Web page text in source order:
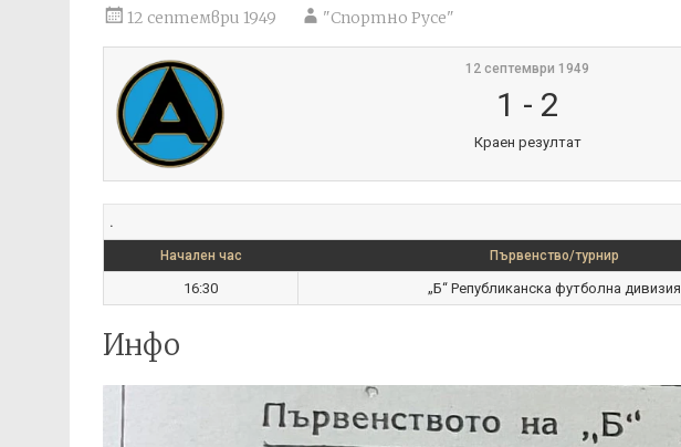
12 септември 1949 "Спортно Русе"
12 септември 1949
1 - 2
Краен резултат
.
Начален час Първенство/турнир
16:30 „Б“ Републиканска футболна дивизия
Инфо